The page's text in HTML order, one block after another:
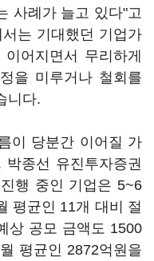
사례가 늘고 있다"고
는 기대했던 기업가
어지면서 무리하게
을 미루거나 철회를
니다.
이 당분간 이어질 가
종선 유진투자증권
행 중인 기업은 5~6
평균인 11개 대비 절
상 공모 금액도 1500
평균인 2872억원을